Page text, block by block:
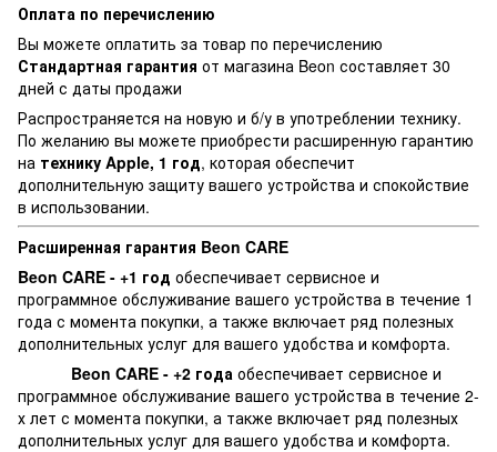
Оплата по перечислению
Вы можете оплатить за товар по перечислению
Стандартная гарантия от магазина Beon составляет 30
дней с даты продажи
Распространяется на новую и б/у в употреблении технику.
По желанию вы можете приобрести расширенную гарантию
на технику Apple, 1 год, которая обеспечит
дополнительную защиту вашего устройства и спокойствие
в использовании.
Расширенная гарантия Beon CARE
Beon CARE - +1 год обеспечивает сервисное и
программное обслуживание вашего устройства в течение 1
года с момента покупки, а также включает ряд полезных
дополнительных услуг для вашего удобства и комфорта.
Beon CARE - +2 года обеспечивает сервисное и
программное обслуживание вашего устройства в течение 2-
х лет с момента покупки, а также включает ряд полезных
дополнительных услуг для вашего удобства и комфорта.